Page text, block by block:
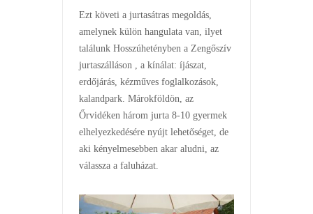
Ezt követi a jurtasátras megoldás,
amelynek külön hangulata van, ilyet
találunk Hosszúhetényben a Zengőszív
jurtaszálláson , a kínálat: íjászat,
erdőjárás, kézműves foglalkozások,
kalandpark. Márokföldön, az
Őrvidéken három jurta 8-10 gyermek
elhelyezkedésére nyújt lehetőséget, de
aki kényelmesebben akar aludni, az
válassza a faluházat.